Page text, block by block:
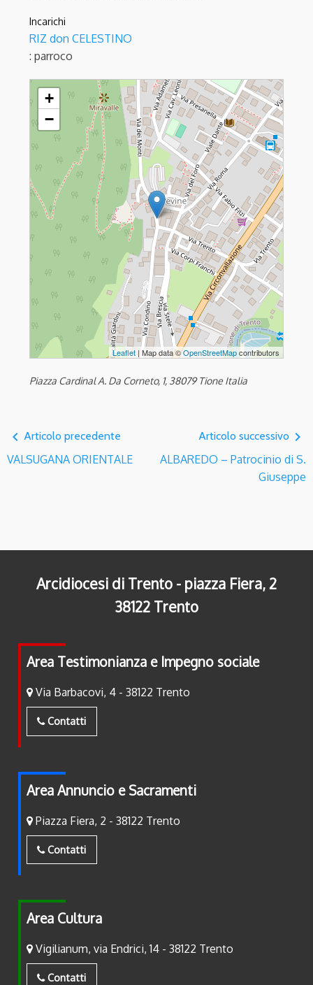
Incarichi
RIZ don CELESTINO
: parroco
TIONE - S.Maria Assunta e S.Giovanni Battista
+
−
Leaflet | Map data ©OpenStreetMapcontributors
Piazza Cardinal A. Da Corneto, 1, 38079 Tione Italia
navigate_before Articolo precedente
VALSUGANA ORIENTALE
Articolo successivo navigate_next
ALBAREDO – Patrocinio di S.
Giuseppe
Arcidiocesi di Trento - piazza Fiera, 2
38122 Trento
Area Testimonianza e Impegno sociale
Via Barbacovi, 4 - 38122 Trento
Contatti
Area Annuncio e Sacramenti
Piazza Fiera, 2 - 38122 Trento
Contatti
Area Cultura
Vigilianum, via Endrici, 14 - 38122 Trento
Contatti